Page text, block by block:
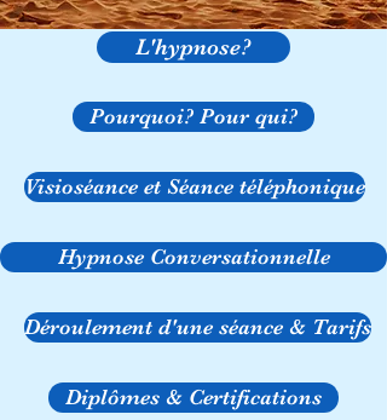
L'hypnose?
Pourquoi? Pour qui?
Visioséance et Séance téléphonique
Hypnose Conversationnelle
Déroulement d'une séance & Tarifs
Diplômes & Certifications